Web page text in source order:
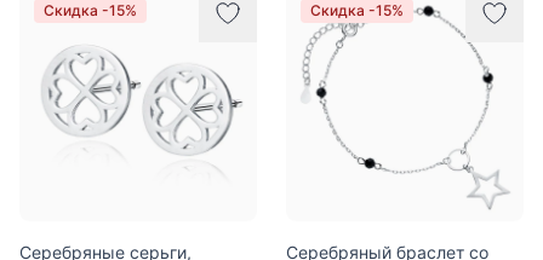
Скидка -15%
Серебряные серьги,
Скидка -15%
Серебряный браслет со